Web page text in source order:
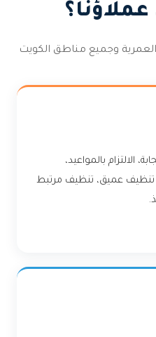
الالتزام بالمواعيد،
تنظيف عميق، تنظيف مرتبط